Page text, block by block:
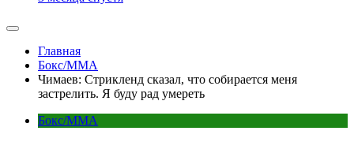
Главная
Бокс/MMA
Чимаев: Стрикленд сказал, что собирается меня
застрелить. Я буду рад умереть
Бокс/MMA